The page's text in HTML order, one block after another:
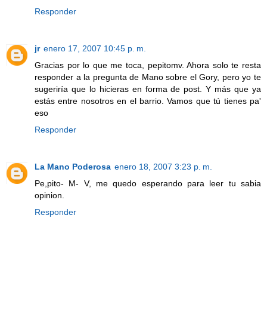
Responder
jr enero 17, 2007 10:45 p. m.
Gracias por lo que me toca, pepitomv. Ahora solo te resta
responder a la pregunta de Mano sobre el Gory, pero yo te
sugeriría que lo hicieras en forma de post. Y más que ya
estás entre nosotros en el barrio. Vamos que tú tienes pa'
eso
Responder
La Mano Poderosa enero 18, 2007 3:23 p. m.
Pe,pito- M- V, me quedo esperando para leer tu sabia
opinion.
Responder